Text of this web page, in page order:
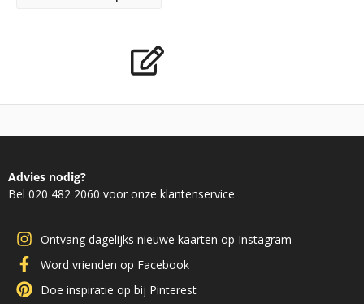
Advies nodig?
Bel 020 482 2060 voor onze klantenservice
Ontvang dagelijks nieuwe kaarten op Instagram
Word vrienden op Facebook
Doe inspiratie op bij Pinterest